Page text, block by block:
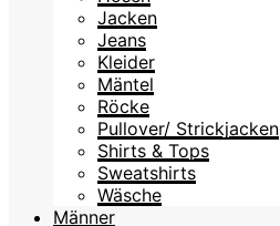
Jacken
Jeans
Kleider
Mäntel
Röcke
Pullover/ Strickjacken
Shirts & Tops
Sweatshirts
Wäsche
Männer